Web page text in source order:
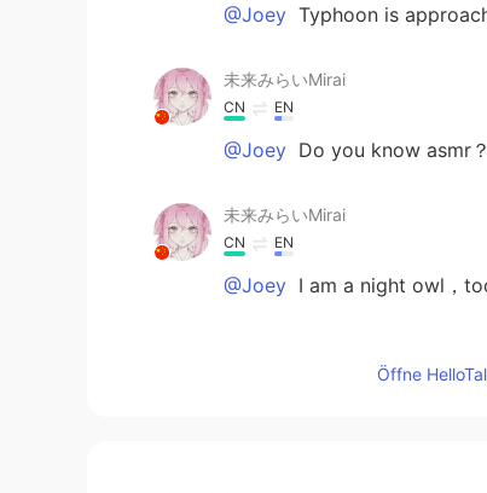
@Joey Typhoon is
未来みらいMirai
CN EN
@Joey Do you know asmr
未来みらいMirai
CN EN
@Joey I am a night owl，
Öffne